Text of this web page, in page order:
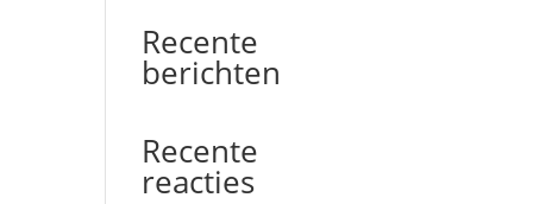
Recente
berichten
Recente
reacties